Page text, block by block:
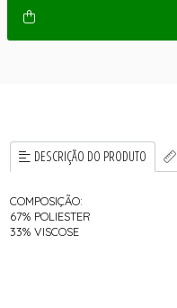
DESCRIÇÃO DO PRODUTO
COMPOSIÇÃO:
67% POLIESTER
33% VISCOSE